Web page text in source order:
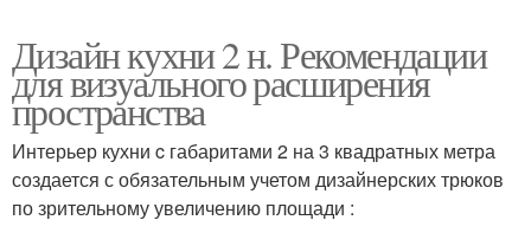
Дизайн кухни 2 н. Рекомендации
для визуального расширения
пространства
Интерьер кухни c габаритами 2 на 3 квадратных метра
создается с обязательным учетом дизайнерских трюков
по зрительному увеличению площади :